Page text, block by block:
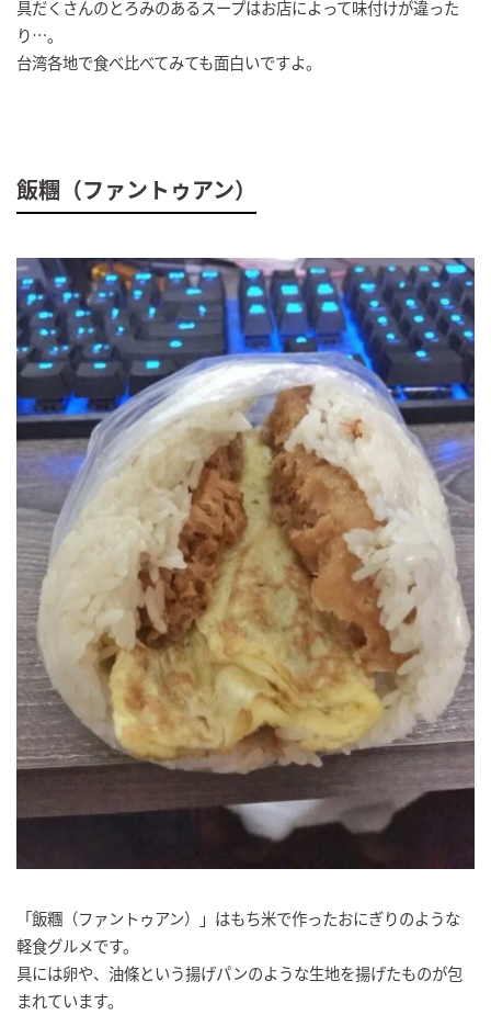
具だくさんのとろみのあるスープはお店によって味付けが違った
り…。
台湾各地で食べ比べてみても面白いですよ。
飯糰（ファントゥアン）
「飯糰（ファントゥアン）
」はもち米で作ったおにぎりのような
軽食グルメです。
具には卵や、油條という揚げパンのような生地を揚げたものが包
まれています。